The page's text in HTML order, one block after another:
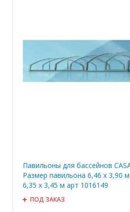
Павильоны для бассейнов
Размер павильона 6,46 х 3,90
6,35 х 3,45 м арт 1016149
ПОД ЗАКАЗ